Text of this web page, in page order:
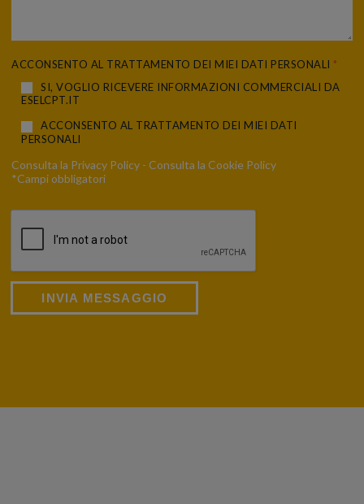
ACCONSENTO AL TRATTAMENTO DEI MIEI DATI PERSONALI *
SI, VOGLIO RICEVERE INFORMAZIONI COMMERCIALI DA
ESELCPT.IT
ACCONSENTO AL TRATTAMENTO DEI MIEI DATI
PERSONALI
Consulta la Privacy Policy - Consulta laCookie Policy
*Campi obbligatori
INVIA MESSAGGIO